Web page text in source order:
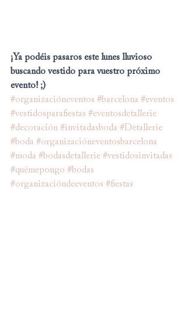
¡Ya podéis pasaros este lunes lluvioso
buscando vestido para vuestro próximo
evento! ;)
#organizacióneventos #barcelona #eventos
#vestidosparafiestas #eventosdetallerie
#decoración #invitadasboda #Detallerie
#boda #organizacióneventosbarcelona
#moda #bodasdetallerie #vestidosinvitadas
#quémepongo #bodas
#organizacióndeeventos #fiestas